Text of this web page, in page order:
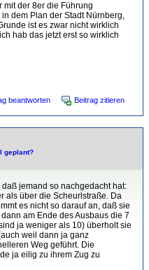
mit der 8er die Führung
dem Plan der Stadt Nürnberg,
ist es zwar nicht wirklich
hab das jetzt erst so wirklich
beantworten Beitrag zitieren
geplant?
jemand so nachgedacht hat:
als über die Scheurlstraße. Da
es nicht so darauf an, daß sie
am Ende des Ausbaus die 7
ja weniger als 10) überholt sie
weil dann ja ganz
Weg geführt. Die
ja eilig zu ihrem Zug zu